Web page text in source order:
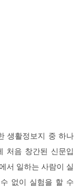
생활정보지 중 하나
처음 창간된 신문입
서 일하는 사람이 실
없이 실험을 할 수